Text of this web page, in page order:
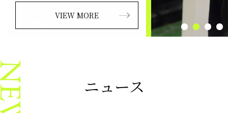
VIEW MORE
VIEW MORE
VIEW MORE
採用情報
ニュース